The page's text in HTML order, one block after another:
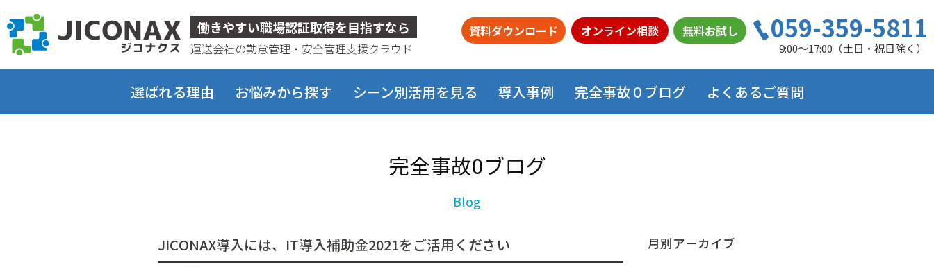
ジコナクス
働きやすい職場認証取得を目指すなら
運送会社の勤怠管理・安全管理支援クラウド
資料ダウンロード オンライン相談 無料お試し 059-359-5811
9:00～17:00（土日・祝日除く）
選ばれる理由 お悩みから探す シーン別活用を見る 導入事例 完全事故０ブログ よくあるご質問
完全事故0ブログ
JICONAX導入には、IT導入補助金2021をご活用ください 月別アーカイブ